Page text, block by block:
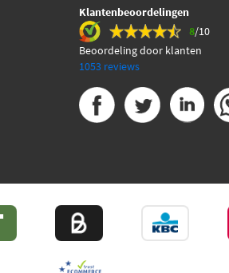
Klantenbeoordelingen
8/10
Beoordeling door klanten
1053 reviews